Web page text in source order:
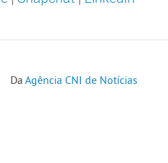
Da Agência CNI de Notícias